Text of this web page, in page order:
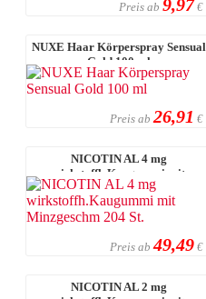
Preis ab 9,97 €
NUXE Haar Körperspray Sensual
Gold 100 ml
Preis ab 26,91 €
NICOTIN AL 4 mg
wirkstoffh.Kaugummi mit
Minzgeschm 204 St.
Preis ab 49,49 €
NICOTIN AL 2 mg